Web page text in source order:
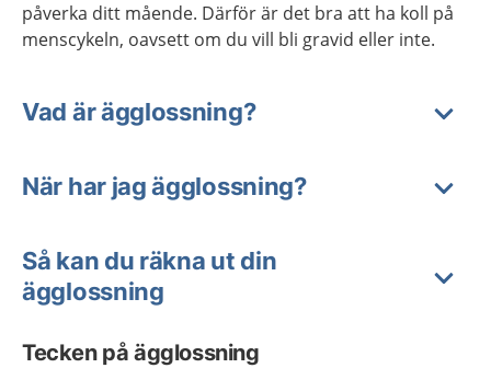
påverka ditt mående. Därför är det bra att ha koll på
menscykeln, oavsett om du vill bli gravid eller inte.
Vad är ägglossning?
När har jag ägglossning?
Så kan du räkna ut din
ägglossning
Tecken på ägglossning